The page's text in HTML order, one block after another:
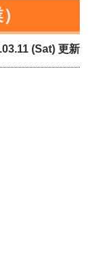
(Sat) 更新